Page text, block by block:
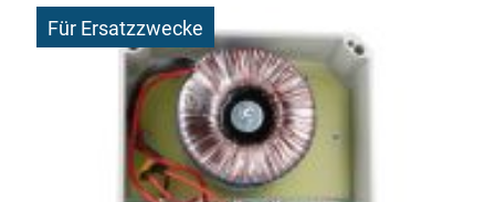
Für Ersatzzwecke